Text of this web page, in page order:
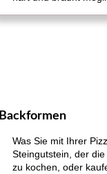
Backformen
Was Sie mit Ihrer
Steingutstein, der
zu kochen, oder